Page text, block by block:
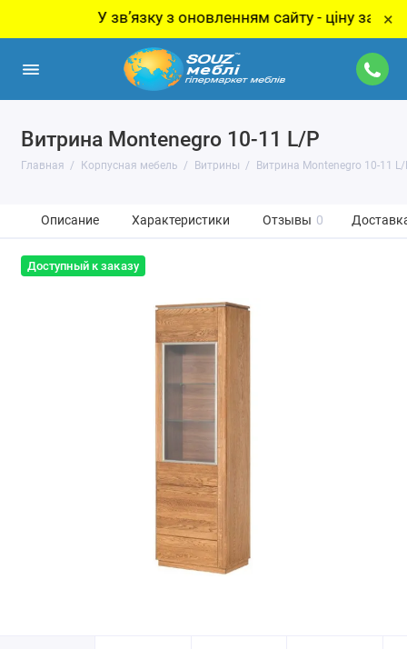
У звʼязку з оновленням сайту - ціну за товар ×
Витрина Montenegro 10-11 L/P
Главная Корпусная мебель Витрины Витрина Montenegro 10-11 L/
Описание Характеристики Отзывы 0
Доступный к заказу